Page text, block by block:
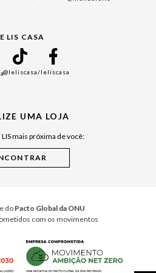
LIS CASA
@leliscasa/leliscasa
UMA LOJA
mais próxima de você:
do Pacto Global da ONU
com os movimentos